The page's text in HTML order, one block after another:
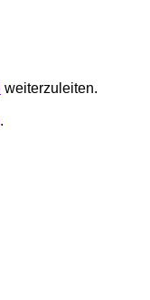
weiterzuleiten.
.